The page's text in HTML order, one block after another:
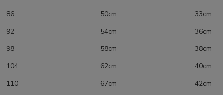
86 50cm 33cm
92 54cm 36cm
98 58cm 38cm
104 62cm 40cm
110 67cm 42cm